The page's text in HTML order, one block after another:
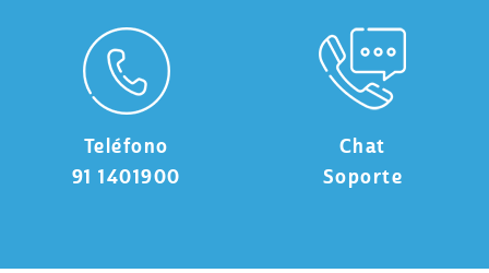
Teléfono
91 1401900
Chat
Soporte